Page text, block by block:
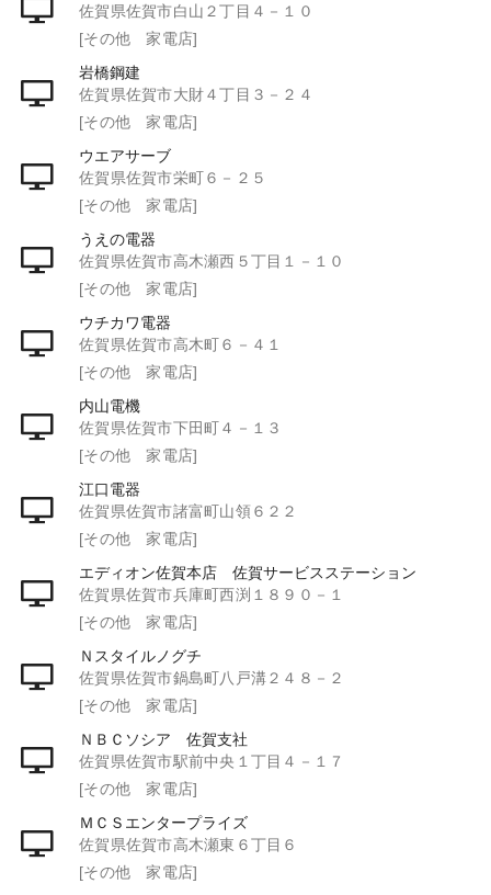
佐賀県佐賀市白山２丁目４－１０
[その他 家電店]
岩橋鋼建
佐賀県佐賀市大財４丁目３－２４
[その他 家電店]
ウエアサーブ
佐賀県佐賀市栄町６－２５
[その他 家電店]
うえの電器
佐賀県佐賀市高木瀬西５丁目１－１０
[その他 家電店]
ウチカワ電器
佐賀県佐賀市高木町６－４１
[その他 家電店]
内山電機
佐賀県佐賀市下田町４－１３
[その他 家電店]
江口電器
佐賀県佐賀市諸富町山領６２２
[その他 家電店]
エディオン佐賀本店 佐賀サービスステーション
佐賀県佐賀市兵庫町西渕１８９０－１
[その他 家電店]
Ｎスタイルノグチ
佐賀県佐賀市鍋島町八戸溝２４８－２
[その他 家電店]
ＮＢＣソシア 佐賀支社
佐賀県佐賀市駅前中央１丁目４－１７
[その他 家電店]
ＭＣＳエンタープライズ
佐賀県佐賀市高木瀬東６丁目６
[その他 家電店]